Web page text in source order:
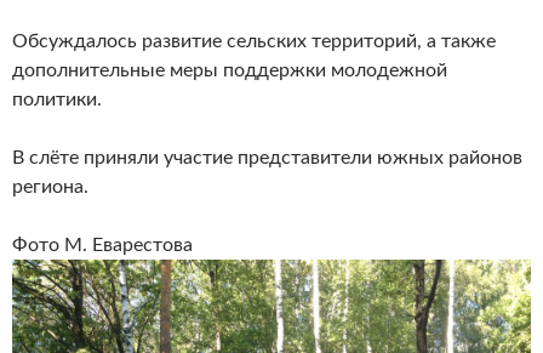
Обсуждалось развитие сельских территорий, а также
дополнительные меры поддержки молодежной
политики.
В слёте приняли участие представители южных районов
региона.
Фото М. Еварестова